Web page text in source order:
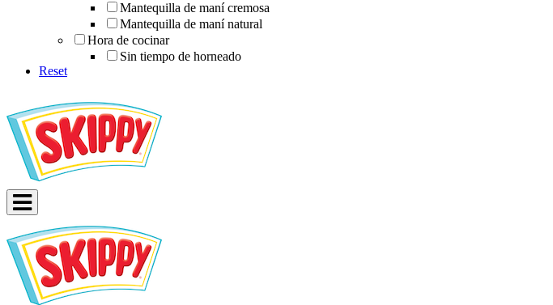
Mantequilla de maní cremosa
Mantequilla de maní natural
Hora de cocinar
Sin tiempo de horneado
Reset